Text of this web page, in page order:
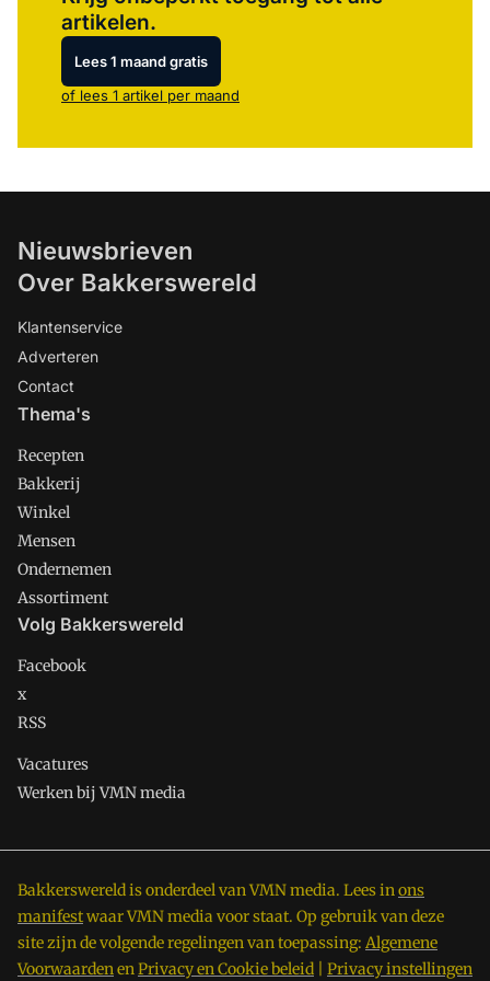
artikelen.
Lees 1 maand gratis
of lees 1 artikel per maand
Nieuwsbrieven
Over Bakkerswereld
Klantenservice
Adverteren
Contact
Thema's
Recepten
Bakkerij
Winkel
Mensen
Ondernemen
Assortiment
Volg Bakkerswereld
Facebook
x
RSS
Vacatures
Werken bij VMN media
Bakkerswereld is onderdeel van VMN media. Lees inons
manifestwaar VMN media voor staat. Op gebruik van deze
site zijn de volgende regelingen van toepassing: Algemene
VoorwaardenenPrivacy en Cookie beleid Privacy instellingen